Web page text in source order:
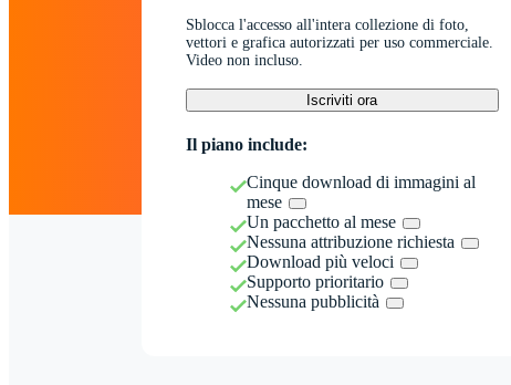
Sblocca l'accesso all'intera collezione di foto,
vettori e grafica autorizzati per uso commerciale.
Video non incluso.
Iscriviti ora
Il piano include:
Cinque download di immagini al
mese
Un pacchetto al mese
Nessuna attribuzione richiesta
Download più veloci
Supporto prioritario
Nessuna pubblicità